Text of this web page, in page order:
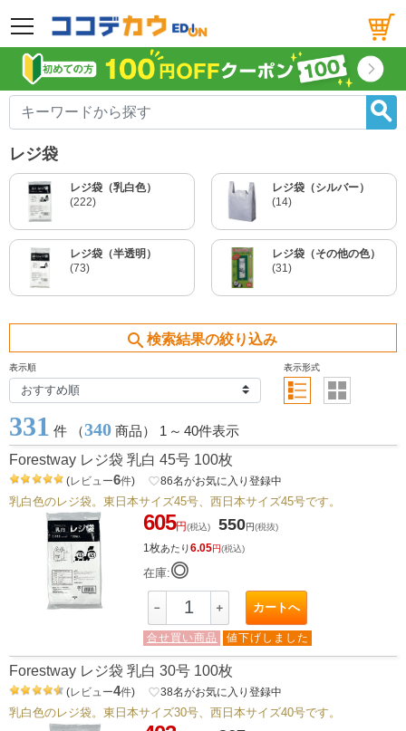
メニュー
レジ袋
レジ袋（乳白色）
(222)
レジ袋（シルバー）
(14)
レジ袋（半透明）
(73)
レジ袋（その他の色）
(31)
search 検索結果の絞り込み
表示順 表示形式
331 件 （340 商品） 1 ～ 40件表示
Forestway レジ袋 乳白 45号 100枚
(レビュー6件) favorite_border86名がお気に入り登録中
乳白色のレジ袋。東日本サイズ45号、西日本サイズ45号です。
605円(税込) 550円(税抜)
1枚あたり6.05円(税込)
在庫:◎
－ ＋ カートへ
合せ買い商品 値下げしました
Forestway レジ袋 乳白 30号 100枚
(レビュー4件) favorite_border38名がお気に入り登録中
乳白色のレジ袋。東日本サイズ30号、西日本サイズ40号です。